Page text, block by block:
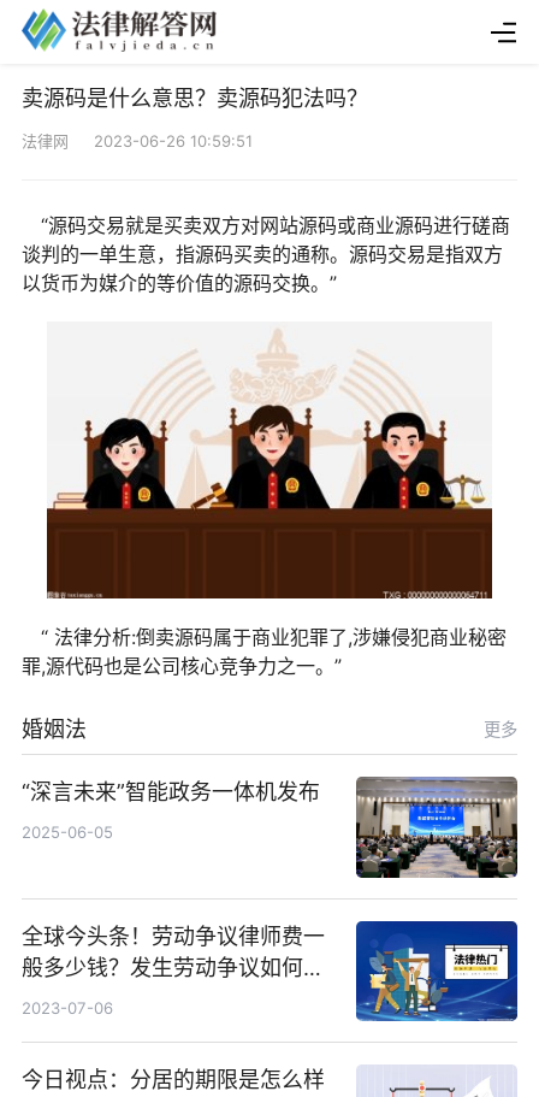
卖源码是什么意思？卖源码犯法吗？
法律网 2023-06-26 10:59:51
“源码交易就是买卖双方对网站源码或商业源码进行磋商
谈判的一单生意，指源码买卖的通称。源码交易是指双方
以货币为媒介的等价值的源码交换。”
“ 法律分析:倒卖源码属于商业犯罪了,涉嫌侵犯商业秘密
罪,源代码也是公司核心竞争力之一。”
婚姻法 更多
“深言未来”智能政务一体机发布
2025-06-05
全球今头条！劳动争议律师费一
般多少钱？发生劳动争议如何算
工资？
2023-07-06
今日视点：分居的期限是怎么样